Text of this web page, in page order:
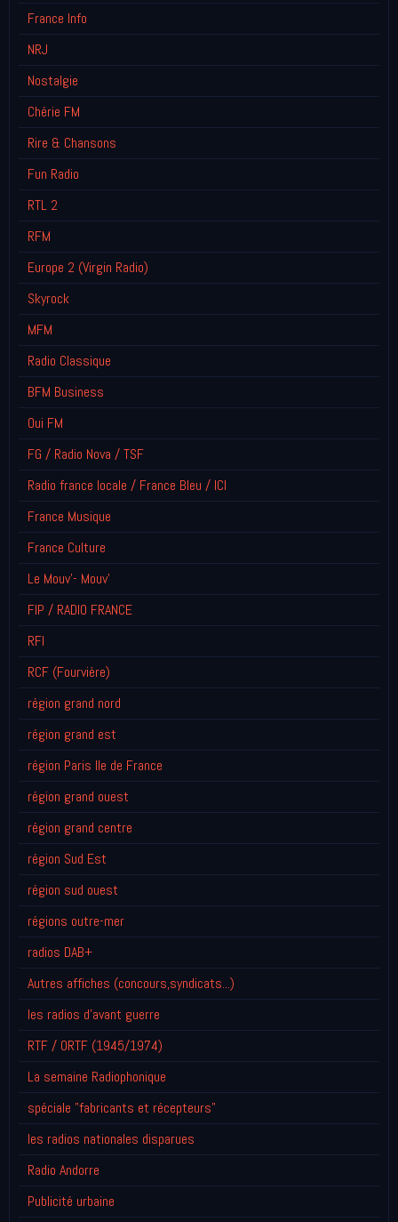
France Info
NRJ
Nostalgie
Chérie FM
Rire & Chansons
Fun Radio
RTL 2
RFM
Europe 2 (Virgin Radio)
Skyrock
MFM
Radio Classique
BFM Business
Oui FM
FG / Radio Nova / TSF
Radio france locale / France Bleu / ICI
France Musique
France Culture
Le Mouv'- Mouv'
FIP / RADIO FRANCE
RFI
RCF (Fourvière)
région grand nord
région grand est
région Paris Ile de France
région grand ouest
région grand centre
région Sud Est
région sud ouest
régions outre-mer
radios DAB+
Autres affiches (concours,syndicats...)
les radios d'avant guerre
RTF / ORTF (1945/1974)
La semaine Radiophonique
spéciale "fabricants et récepteurs"
les radios nationales disparues
Radio Andorre
Publicité urbaine